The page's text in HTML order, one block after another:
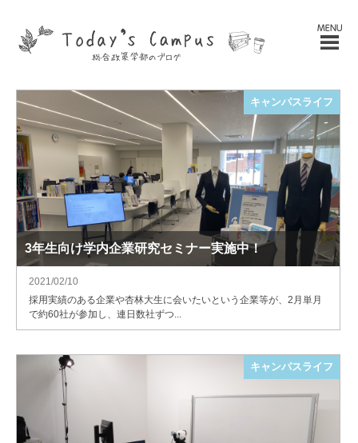
3年生向け学内企業研究セミナー実施中！
キャンパスライフ
2021/02/10
採用実績のある企業や杏林大生に会いたいという企業等が、2月単月
で約60社が参加し、連日数社ずつ...
キャンパスライフ